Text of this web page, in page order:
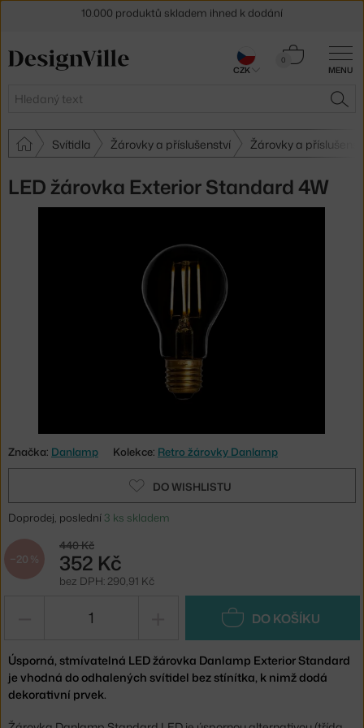
MENU
Hledat
0
Košík
Svítidla Žárovky a příslušenství Žárovky a
LED žárovka Exterior Standard 4W
Značka: Danlamp Kolekce: Retro žárovky Danlamp
DO WISHLISTU
Doprodej, poslední 3 ks skladem
−20 %
440 Kč
352 Kč
bez DPH: 290,91 Kč
DO KOŠÍKU
Úsporná, stmívatelná LED žárovka Danlamp Exterior Standard
je vhodná do odhalených svítidel bez stínítka, k nimž dodá
dekorativní prvek.
30 dní na vrácení zboží
CZK